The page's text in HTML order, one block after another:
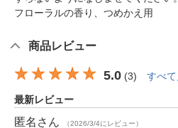
フローラルの香り、つめかえ用
商品レビュー
5.0 (3) すべて
最新レビュー
匿名 さん （2026/3/4にレビュー）